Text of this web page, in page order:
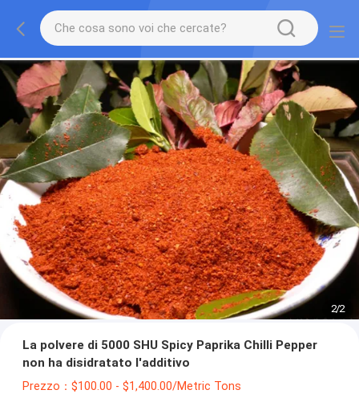
2/2
La polvere di 5000 SHU Spicy Paprika Chilli Pepper
non ha disidratato l'additivo
Prezzo：$100.00 - $1,400.00/Metric Tons